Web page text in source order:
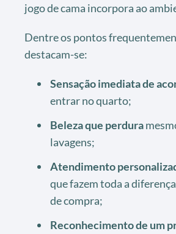
jogo de cama incorpora ao
Dentre os pontos
destacam-se:
Sensação imediata de
entrar no quarto;
Beleza que perdura
lavagens;
Atendimento
que fazem toda a
de compra;
Reconhecimento de um